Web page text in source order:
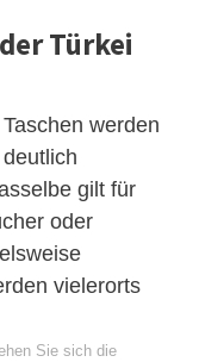
Türkei
werden
gilt für
oder
vielerorts
Sie sich die